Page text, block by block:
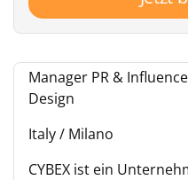
Manager PR &
Design
Italy / Milano
CYBEX ist ein